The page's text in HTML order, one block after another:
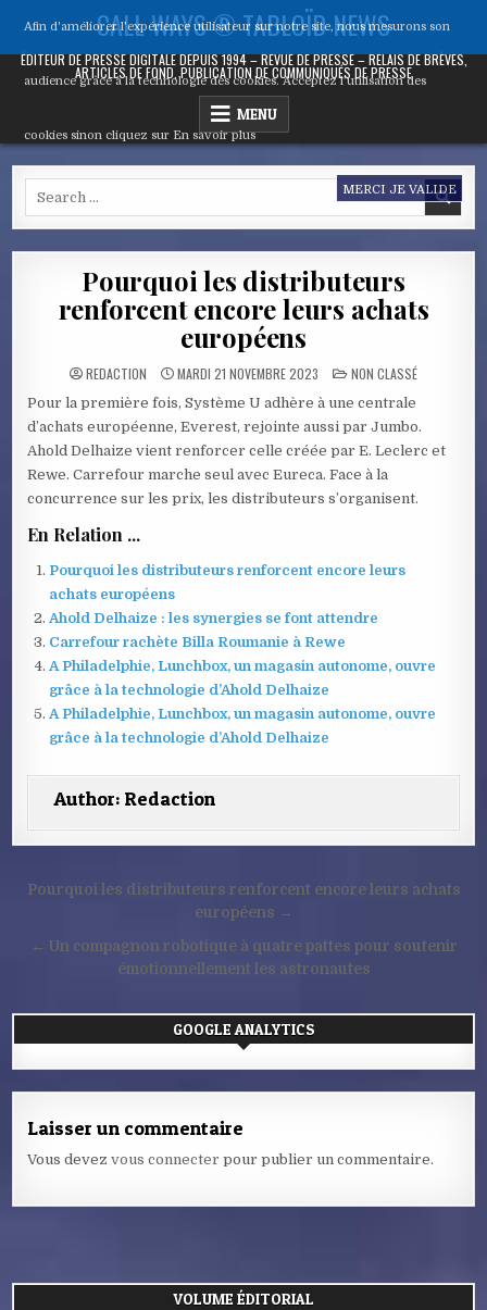
content
CALL WAYS ® TABLOÏD NEWS
ÉDITEUR DE PRESSE DIGITALE DEPUIS 1994 – REVUE DE PRESSE – RELAIS DE BRÈVES,
ARTICLES DE FOND, PUBLICATION DE COMMUNIQUÉS DE PRESSE
MENU
Pourquoi les distributeurs
renforcent encore leurs achats
européens
REDACTION MARDI 21 NOVEMBRE 2023 POSTED
IN
NON CLASSÉ
Pour la première fois, Système U adhère à une centrale
d’achats européenne, Everest, rejointe aussi par Jumbo.
Ahold Delhaize vient renforcer celle créée par E. Leclerc et
Rewe. Carrefour marche seul avec Eureca. Face à la
concurrence sur les prix, les distributeurs s’organisent.
En Relation ...
Pourquoi les distributeurs renforcent encore leurs
achats européens
Ahold Delhaize : les synergies se font attendre
Carrefour rachète Billa Roumanie à Rewe
A Philadelphie, Lunchbox, un magasin autonome, ouvre
grâce à la technologie d’Ahold Delhaize
A Philadelphie, Lunchbox, un magasin autonome, ouvre
grâce à la technologie d’Ahold Delhaize
Author: Redaction
Navigation
l’article
Pourquoi les distributeurs renforcent encore leurs achats
européens →
← Un compagnon robotique à quatre pattes pour soutenir
émotionnellement les astronautes
GOOGLE ANALYTICS
Laisser un commentaire
Vous devezvous connecter pour publier un commentaire.
VOLUME ÉDITORIAL
Afin d'améliorer l’expérience utilisateur sur notre site, nous mesurons son
audience grâce à la technologie des cookies. Acceptez l’utilisation des
cookies sinon cliquez sur En savoir plus
MERCI JE VALIDE